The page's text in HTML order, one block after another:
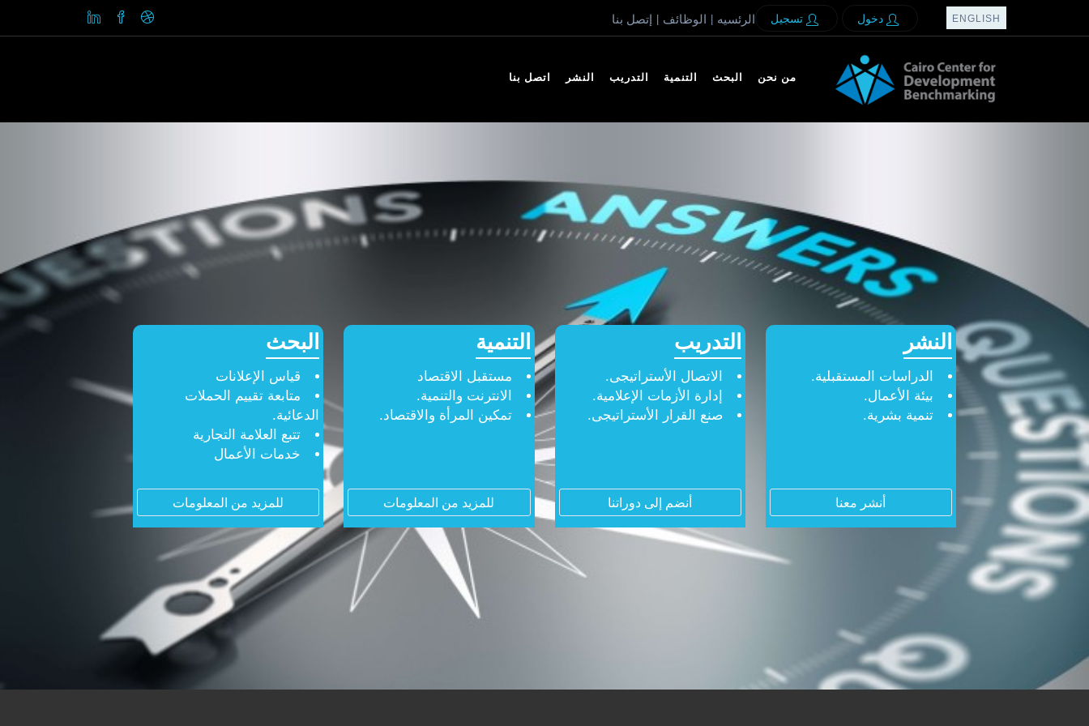
الرئسيه الوظائف إتصل بنا دخول تسجيل ENGLISH
من نحن البحث التنمية التدريب النشر اتصل بنا
البحث
قياس الإعلانات
متابعة تقييم الحملات
الدعائية.
تتبع العلامة التجارية
خدمات الأعمال
للمزيد من المعلومات
التنمية
مستقبل الاقتصاد
الانترنت والتنمية.
تمكين المرأة والاقتصاد.
للمزيد من المعلومات
التدريب
الاتصال الأستراتيجى.
إدارة الأزمات الإعلامية.
صنع القرار الأستراتيجى.
أنضم إلى دوراتنا
النشر
الدراسات المستقبلية.
بيئة الأعمال.
تنمية بشرية.
أنشر معنا